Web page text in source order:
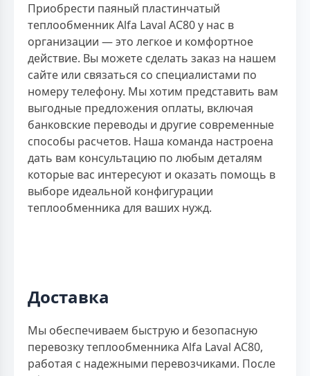
Приобрести паяный пластинчатый
теплообменник Alfa Laval AC80 у нас в
организации — это легкое и комфортное
действие. Вы можете сделать заказ на нашем
сайте или связаться со специалистами по
номеру телефону. Мы хотим представить вам
выгодные предложения оплаты, включая
банковские переводы и другие современные
способы расчетов. Наша команда настроена
дать вам консультацию по любым деталям
которые вас интересуют и оказать помощь в
выборе идеальной конфигурации
теплообменника для ваших нужд.
Доставка
Мы обеспечиваем быструю и безопасную
перевозку теплообменника Alfa Laval AC80,
работая с надежными перевозчиками. После